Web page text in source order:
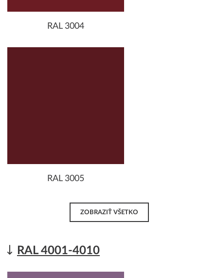
RAL 3004
RAL 3005
ZOBRAZIŤ VŠETKO
RAL 4001-4010